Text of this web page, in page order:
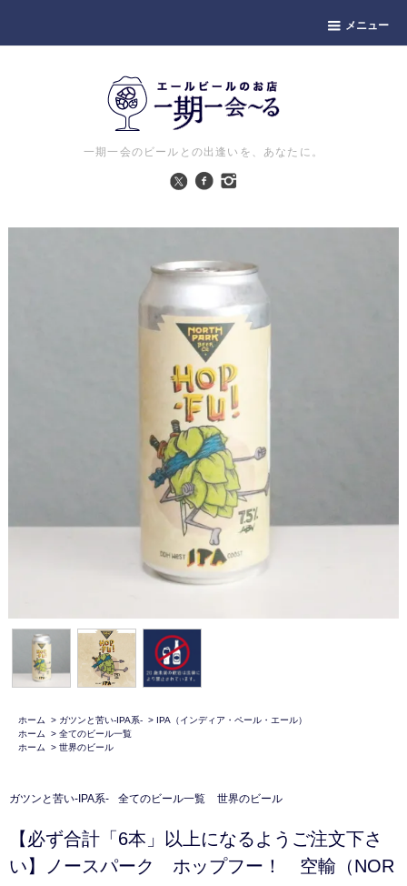
メニュー
一期一会のビールとの出逢いを、あなたに。
ホーム > ガツンと苦い-IPA系- >
IPA（インディア・ペール・エール）
ホーム
> 全てのビール一覧
ホーム
> 世界のビール
ガツンと苦い-IPA系- 全てのビール一覧 世界のビール
【必ず合計「6本」以上になるようご注文下さ
い】ノースパーク ホップフー！ 空輸（NOR